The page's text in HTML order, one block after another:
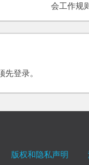
会工作规
先登录。
版权和隐私声明